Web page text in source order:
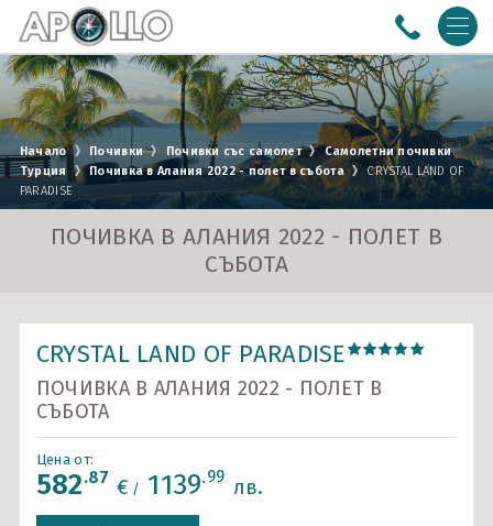
ПОЧИВКИ
Почивки със собствен транспорт
Почивки с автобус
Почивки със самолет
ЕКСКУРЗИИ
Азия
Америка
Eвропа
МОРСКИ КРУИЗИ
Австралия и Нова Зеландия
Балтийско море
Бискайски залив
Круизи с полет от Варна
Карибски острови и САЩ
РЕЧНИ КРУИЗИ
Условия
Политика за
поверителност
За Нас
Документи
ПОСЛЕДВАЙТЕ НИ
Начало Почивки Почивки със самолет
Самолетни почивки
Турция
Почивка в Алания 2022 - полет в събота
CRYSTAL LAND OF
PARADISE
ПОЧИВКА В АЛАНИЯ 2022 - ПОЛЕТ В
СЪБОТА
CRYSTAL LAND OF PARADISE
ПОЧИВКА В АЛАНИЯ 2022 - ПОЛЕТ В
СЪБОТА
Цена от:
582.87 € / 1139.99 лв.